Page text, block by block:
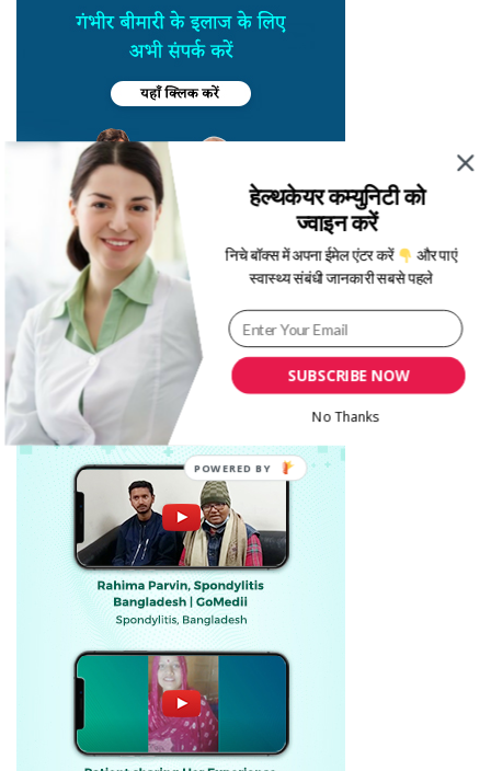
SUBSCRIBE NOW
हेल्थकेयर कम्युनिटी को
ज्वाइन करें
निचे बॉक्स में अपना ईमेल एंटर करें और पाएं
स्वास्थ्य संबंधी जानकारी सबसे पहले
No Thanks
POWERED BY